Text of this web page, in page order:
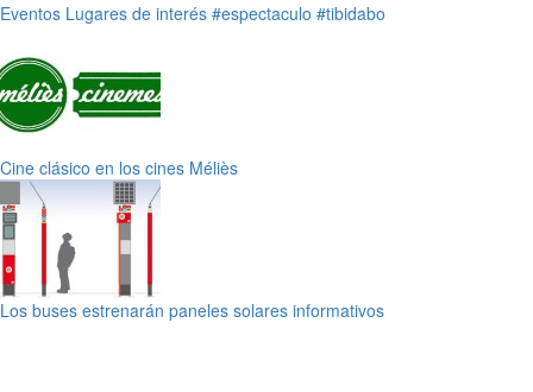
Eventos Lugares de interés #espectaculo #tibidabo
Cine clásico en los cines Méliès
Los buses estrenarán paneles solares informativos